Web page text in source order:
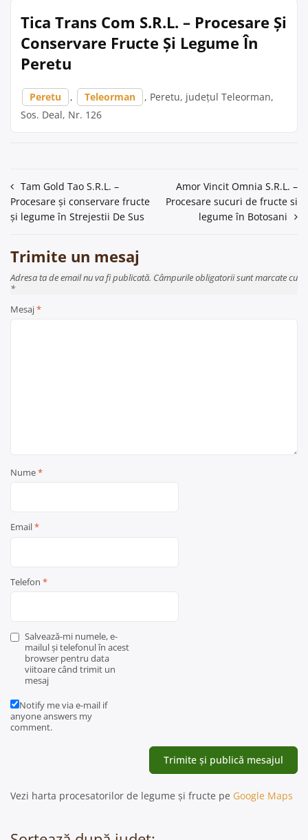
Tica Trans Com S.R.L. – Procesare Și
Conservare Fructe Și Legume În
Peretu
Peretu , Teleorman
, Peretu, județul Teleorman,
Sos. Deal, Nr. 126
Navigare
în
Tam Gold Tao S.R.L. –
Procesare și conservare fructe
și legume în Strejestii De Sus
Amor Vincit Omnia S.R.L. –
Procesare sucuri de fructe si
legume în Botosani
Trimite un mesaj
Adresa ta de email nu va fi publicată. Câmpurile obligatorii sunt marcate cu
*
Mesaj*
Nume*
Email*
Telefon *
Salvează-mi numele, e-
mailul și telefonul în acest
browser pentru data
viitoare când trimit un
mesaj
Notify me via e-mail if
anyone answers my
comment.
Vezi harta procesatorilor de legume și fructe pe Google Maps